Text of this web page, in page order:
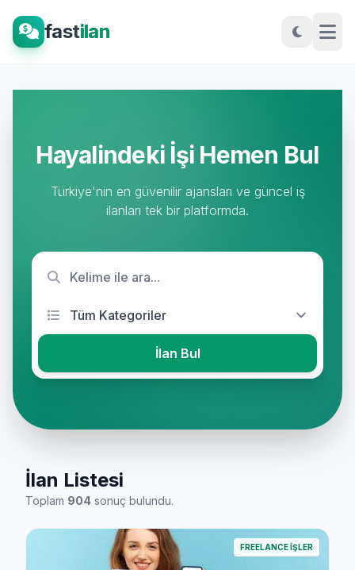
fastilan
Hayalindeki İşi Hemen Bul
Türkiye'nin en güvenilir ajansları ve güncel iş
ilanları tek bir platformda.
İlan Bul
İlan Listesi
Toplam 904 sonuç bulundu.
FREELANCE İŞLER